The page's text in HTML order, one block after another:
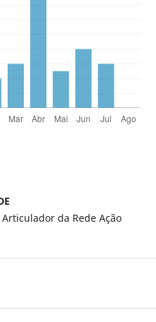
da Rede Ação